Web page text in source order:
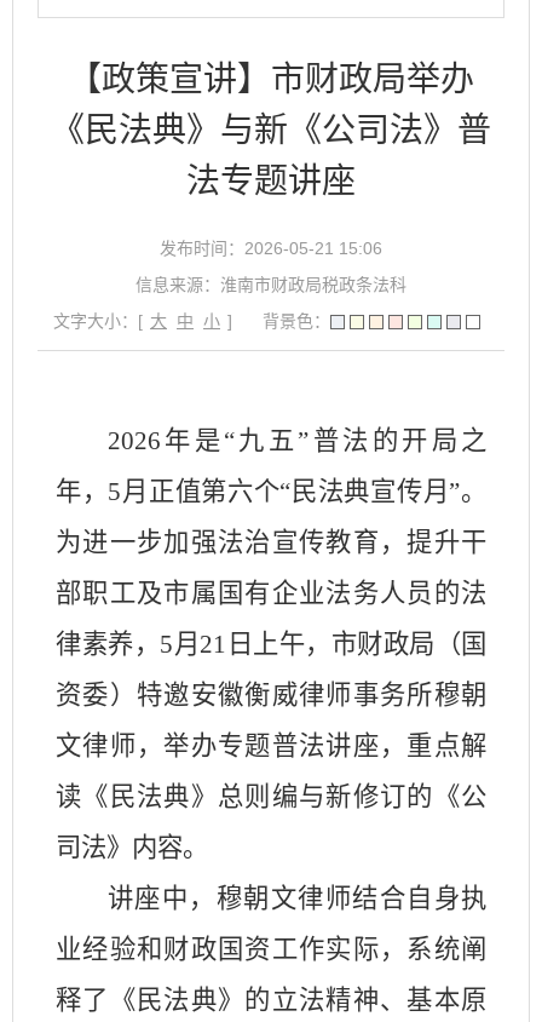
【政策宣讲】市财政局举办
《民法典》与新《公司法》普
法专题讲座
发布时间：2026-05-21 15:06
信息来源：淮南市财政局税政条法科
文字大小：[ 大 中 小 ] 背景色：
2026 年是“九五”普法的开局之
年， 5月正值第六个“民法典宣传月”。
为进一步加强法治宣传教育，提升干
部职工及市属国有企业法务人员的法
律素养， 5月 21 日上午，市财政局（国
资委）特邀安徽衡威律师事务所穆朝
文律师，举办专题普法讲座，重点解
读《民法典》总则编与新修订的《公
司法》内容。
讲座中，穆朝文律师结合自身执
业经验和财政国资工作实际，系统阐
释了《民法典》的立法精神、基本原